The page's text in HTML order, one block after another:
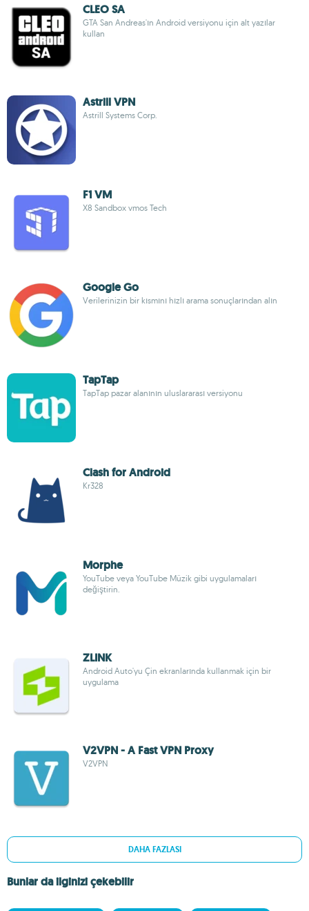
CLEO SA
GTA San Andreas'ın Android versiyonu için alt yazılar
kullan
Astrill VPN
Astrill Systems Corp.
F1 VM
X8 Sandbox vmos Tech
Google Go
Verilerinizin bir kısmını hızlı arama sonuçlarından alın
TapTap
TapTap pazar alanının uluslararası versiyonu
Clash for Android
Kr328
Morphe
YouTube veya YouTube Müzik gibi uygulamaları
değiştirin.
ZLINK
Android Auto'yu Çin ekranlarında kullanmak için bir
uygulama
V2VPN - A Fast VPN Proxy
V2VPN
DAHA FAZLASI
Bunlar da ilginizi çekebilir